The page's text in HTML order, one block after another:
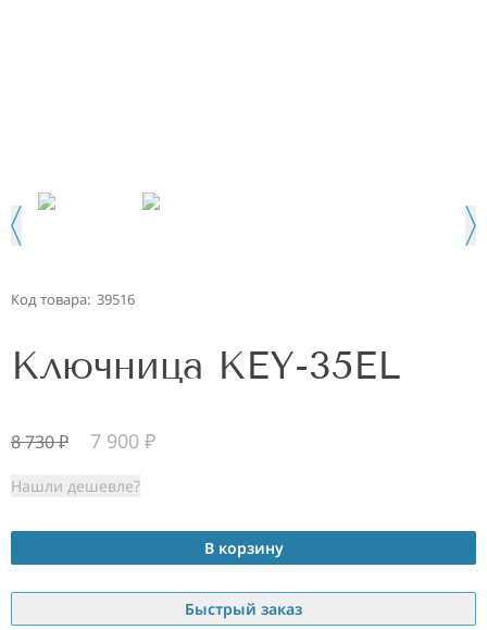
Код товара: 39516
Ключница KEY-35EL
8 730₽ 7 900 ₽
Нашли дешевле?
В корзину
Быстрый заказ